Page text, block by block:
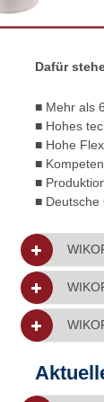
Dafür
■ Mehr als
■ Hohes
■ Hohe
■
■
■ Deutsche